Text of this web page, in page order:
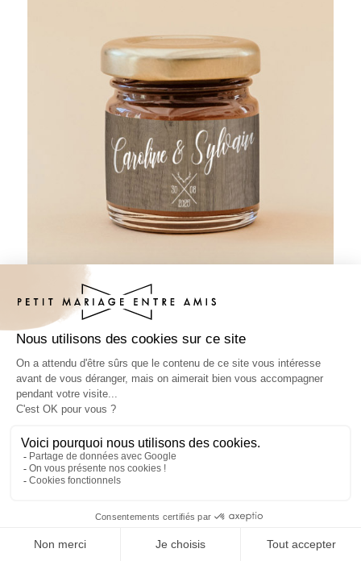
Pâte à tartiner mariage Bois